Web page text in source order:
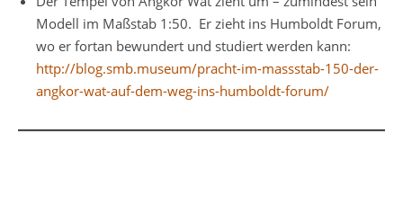
Modell im Maßstab 1:50. Er zieht ins Humboldt Forum,
wo er fortan bewundert und studiert werden kann:
http://blog.smb.museum/pracht-im-massstab-150-der-
angkor-wat-auf-dem-weg-ins-humboldt-forum/